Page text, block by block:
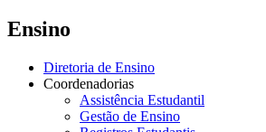
Ensino
Diretoria de Ensino
Coordenadorias
Assistência Estudantil
Gestão de Ensino